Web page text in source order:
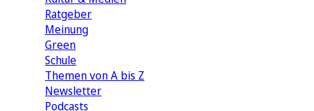
Ratgeber
Meinung
Green
Schule
Themen von A bis Z
Newsletter
Podcasts